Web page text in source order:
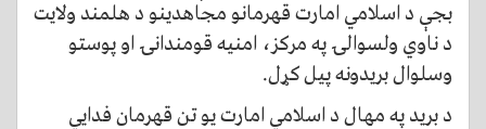
بجې د اسلامي امارت قهرمانو مجاهدینو د هلمند ولایت
د ناوي ولسوالۍ په مرکز، امنیه قومندانۍ او پوستو
وسلوال بریدونه پیل کړل.
د برید په مهال د اسلامي امارت یو تن قهرمان فدایي